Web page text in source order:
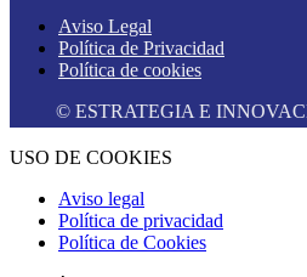
Aviso Legal
Política de Privacidad
Política de cookies
© ESTRATEGIA E INNOVACIÓN
USO DE COOKIES
Aviso legal
Política de privacidad
Política de Cookies